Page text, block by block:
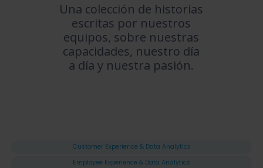
Una colección de historias
escritas por nuestros
equipos, sobre nuestras
capacidades, nuestro día
a día y nuestra pasión.
Customer Experience & Data Analytics
Employee Experience & Data Analytics